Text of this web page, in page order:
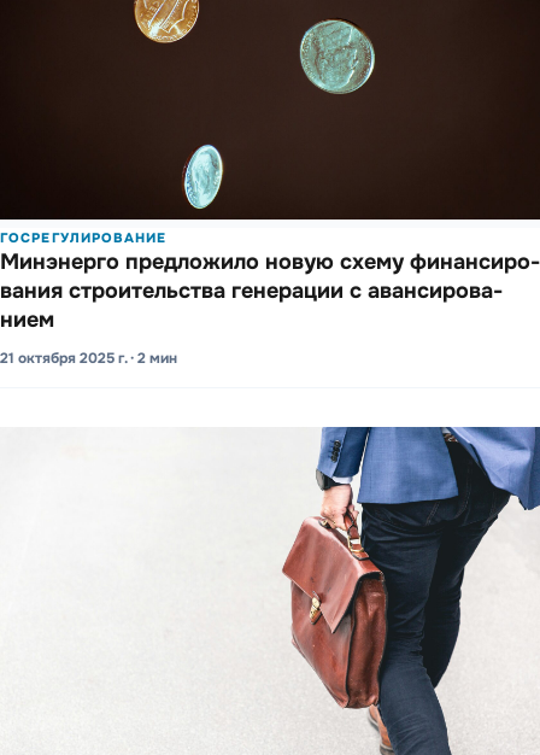
ГОСРЕГУЛИРОВАНИЕ
Минэ­нерго предло­жило новую схему фина­нсиро­
вания строи­тельства гене­рации с аванси­рова­
нием
21 октября 2025 г. · 2 мин